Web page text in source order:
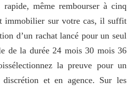
rapide, même rembourser à cinq
immobilier sur votre cas, il suffit
d’un rachat lancé pour un seul
de la durée 24 mois 30 mois 36
la preuve pour un
et en agence. Sur les